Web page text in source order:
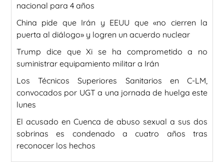
nacional para 4 años
China pide que Irán y EEUU que «no cierren la
puerta al diálogo» y logren un acuerdo nuclear
Trump dice que Xi se ha comprometido a no
suministrar equipamiento militar a Irán
Los Técnicos Superiores Sanitarios en C-LM,
convocados por UGT a una jornada de huelga este
lunes
El acusado en Cuenca de abuso sexual a sus dos
sobrinas es condenado a cuatro años tras
reconocer los hechos